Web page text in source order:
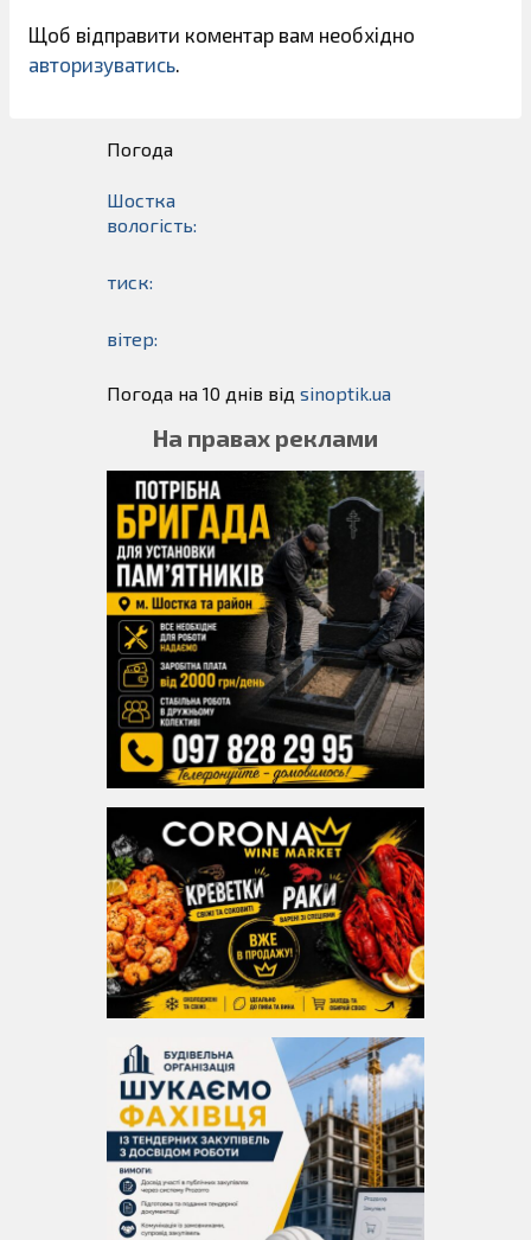
Щоб відправити коментар вам необхідно
авторизуватись
Погода
Шостка
вологість:
тиск:
вітер:
Погода на 10 днів від sinoptik.ua
На правах реклами